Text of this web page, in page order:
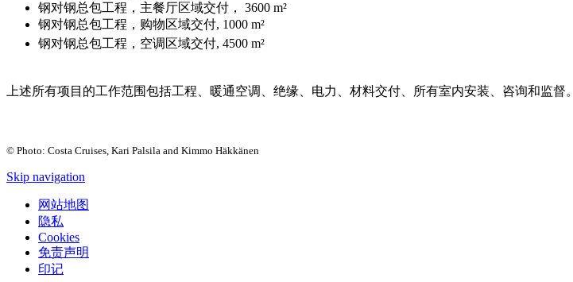
钢对钢总包工程，主餐厅区域交付， 3600 m²
钢对钢总包工程，购物区域交付, 1000 m²
钢对钢总包工程，空调区域交付, 4500 m²
上述所有项目的工作范围包括工程、暖通空调、绝缘、电力、材料交付、所有室内安装、咨询和监督。
© Photo: Costa Cruises, Kari Palsila and Kimmo Häkkänen
Skip navigation
网站地图
隐私
Cookies
免责声明
印记